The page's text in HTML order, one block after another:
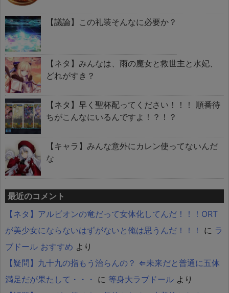
【議論】この礼装そんなに必要か？
【ネタ】みんなは、雨の魔女と救世主と水妃、
どれがすき？
【ネタ】早く聖杯配ってください！！！ 順番待
ちがこんなにいるんですよ！？！？
【キャラ】みんな意外にカレン使ってないんだ
な
最近のコメント
【ネタ】アルビオンの竜だって女体化してんだ！！！ORT
が美少女にならないはずがないと俺は思うんだ！！！
に ラ
ブドール おすすめ より
【疑問】九十九の指もう治らんの？ ⇐未来だと普通に五体
満足だが果たして・・・ に 等身大ラブドール より